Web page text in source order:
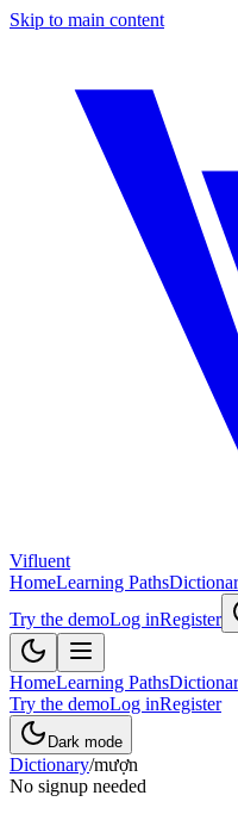
Skip to main content
Vifluent
HomeLearning Paths
Try the demoLog inRegister
HomeLearning Paths
Try the demoLog inRegister
Dark mode
Dictionary/mượn
No signup needed